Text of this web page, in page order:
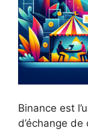
Binance est
d’échange